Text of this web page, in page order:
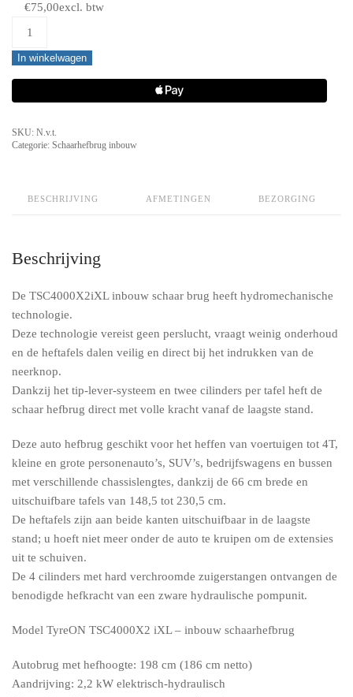
€75,00excl. btw
iXL
inbouw
schaarbrug
-
quantity
In winkelwagen
SKU: N.v.t.
Categorie: Schaarhefbrug inbouw
BESCHRIJVING AFMETINGEN BEZORGING
Beschrijving
De TSC4000X2iXL inbouw schaar brug heeft hydromechanische
technologie.
Deze technologie vereist geen perslucht, vraagt weinig onderhoud
en de heftafels dalen veilig en direct bij het indrukken van de
neerknop.
Dankzij het tip-lever-systeem en twee cilinders per tafel heft de
schaar hefbrug direct met volle kracht vanaf de laagste stand.
Deze auto hefbrug geschikt voor het heffen van voertuigen tot 4T,
kleine en grote personenauto’s, SUV’s, bedrijfswagens en bussen
met verschillende chassislengtes, dankzij de 66 cm brede en
uitschuifbare tafels van 148,5 tot 230,5 cm.
De heftafels zijn aan beide kanten uitschuifbaar in de laagste
stand; u hoeft niet meer onder de auto te kruipen om de extensies
uit te schuiven.
De 4 cilinders met hard verchroomde zuigerstangen ontvangen de
benodigde hefkracht van een zware hydraulische pompunit.
Model TyreON TSC4000X2 iXL – inbouw schaarhefbrug
Autobrug met hefhoogte: 198 cm (186 cm netto)
Aandrijving: 2,2 kW elektrisch-hydraulisch